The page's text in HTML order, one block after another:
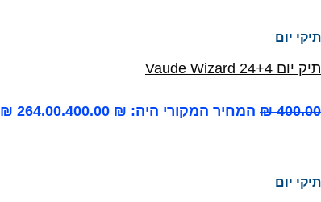
תיקי יום
תיק יום Vaude Wizard 24+4
₪400.00 המחיר המקורי היה: ₪ 400.00. ₪ 264.00
תיקי יום